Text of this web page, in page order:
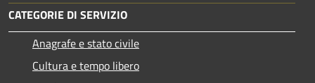
CATEGORIE DI SERVIZIO
Anagrafe e stato civile
Cultura e tempo libero